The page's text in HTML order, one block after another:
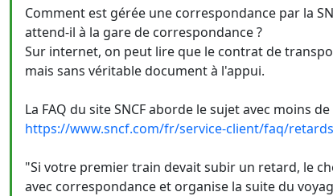
Comment est gérée une correspondance par la
attend-il à la gare de correspondance ?
Sur internet, on peut lire que le contrat de
mais sans véritable document à l'appui.
La FAQ du site SNCF aborde le sujet avec moins
https://www.sncf.com/fr/service-client/faq/retards
"Si votre premier train devait subir un retard, le
avec correspondance et organise la suite du